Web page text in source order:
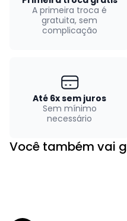
A primeira troca é
gratuita, sem
complicação
Até 6x sem juros
Sem mínimo
necessário
Você também vai